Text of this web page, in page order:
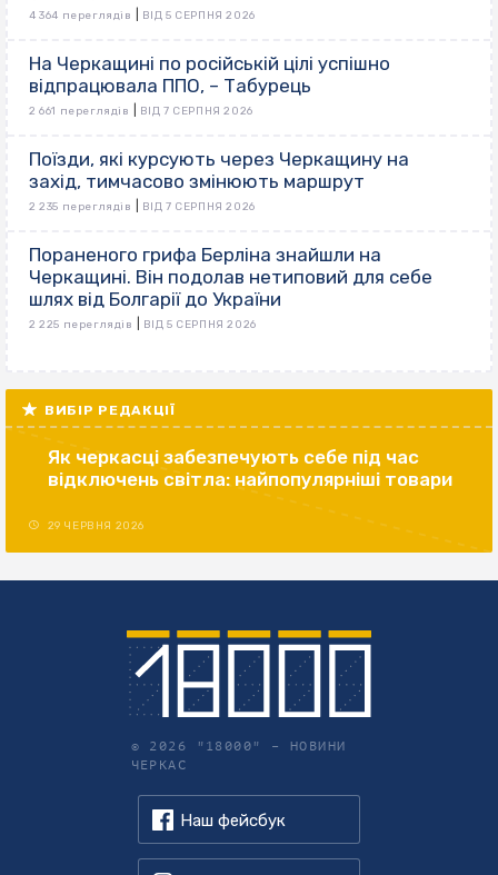
4 364 переглядів ВІД 5 СЕРПНЯ 2026
На Черкащині по російській цілі успішно
відпрацювала ППО, – Табурець
2 661 переглядів ВІД 7 СЕРПНЯ 2026
Поїзди, які курсують через Черкащину на
захід, тимчасово змінюють маршрут
2 235 переглядів ВІД 7 СЕРПНЯ 2026
Пораненого грифа Берліна знайшли на
Черкащині. Він подолав нетиповий для себе
шлях від Болгарії до України
2 225 переглядів ВІД 5 СЕРПНЯ 2026
ВИБІР РЕДАКЦІЇ
Як черкасці забезпечують себе під час
відключень світла: найпопулярніші товари
29 ЧЕРВНЯ 2026
© 2026 "18000" – НОВИНИ
ЧЕРКАС
Наш фейсбук